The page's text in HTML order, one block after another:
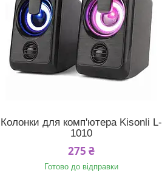
Колонки для комп'ютера Kisonli L-
1010
275 ₴
Готово до відправки